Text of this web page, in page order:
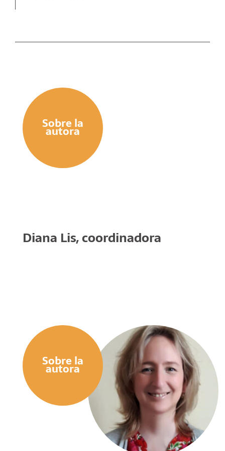
implica el «saber hacer» con la teoría
económica para luego, proponer respuestas
problemas propuestos, se necesita conocer,
Sobre la
autora
Diana Lis, coordinadora
Sobre la
autora